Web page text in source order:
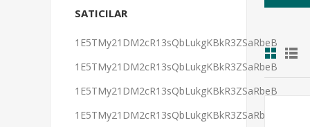
SATICILAR
1E5TMy21DM2cR13sQbLukgKBkR3ZSaRbeB
1E5TMy21DM2cR13sQbLukgKBkR3ZSaRbeB
1E5TMy21DM2cR13sQbLukgKBkR3ZSaRbeB
1E5TMy21DM2cR13sQbLukgKBkR3ZSaRbeB